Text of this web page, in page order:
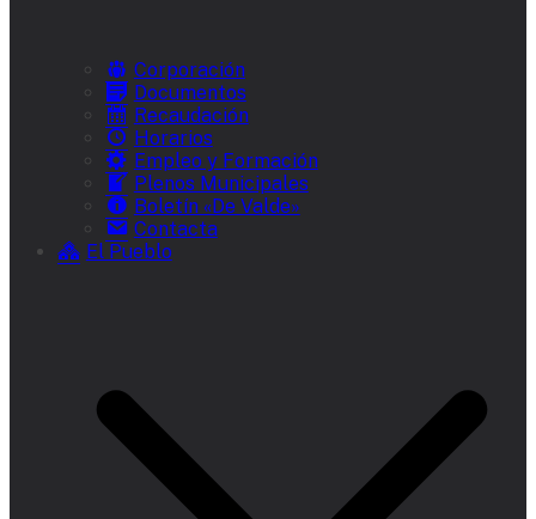
Corporación
Documentos
Recaudación
Horarios
Empleo y Formación
Plenos Municipales
Boletín «De Valde»
Contacta
El Pueblo